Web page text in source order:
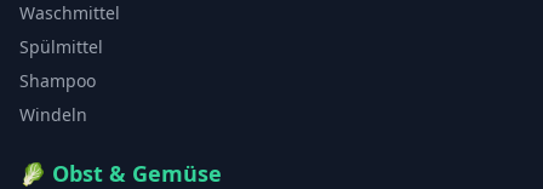
Waschmittel
Spülmittel
Shampoo
Windeln
🥬 Obst & Gemüse